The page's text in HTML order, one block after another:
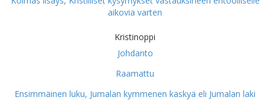
aikovia varten
Kristinoppi
Johdanto
Raamattu
Ensimmäinen luku, Jumalan kymmenen käskyä eli Jumalan laki